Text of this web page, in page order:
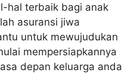
hal terbaik bagi anak
asuransi jiwa
untuk mewujudukan
mempersiapkannya
depan keluarga anda